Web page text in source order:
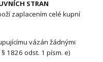
STRAN
zaplacením celé kupní
vázán žádnými
1826 odst. 1 písm. e)